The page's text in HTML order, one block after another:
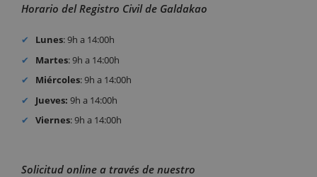
Horario del Registro Civil de Galdakao
Lunes: 9h a 14:00h
Martes: 9h a 14:00h
Miércoles: 9h a 14:00h
Jueves: 9h a 14:00h
Viernes: 9h a 14:00h
Solicitud online a través de nuestro